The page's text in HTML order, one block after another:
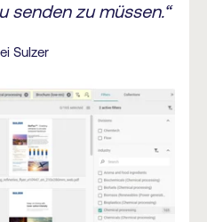
senden zu müssen.“
Sulzer